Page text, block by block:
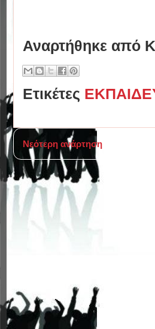
Αναρτήθηκε από
Ετικέτες
Νεότερη ανάρτηση